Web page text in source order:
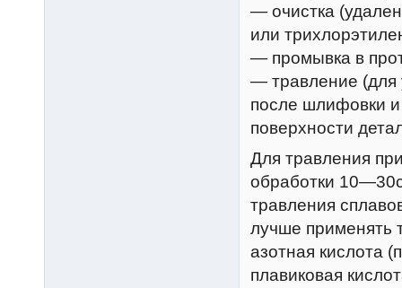
— очистка
или
— промывка в
— травление (для
после шлифовки и
поверхности
Для травления
обработки
травления
лучше применять
азотная кислота
плавиковая